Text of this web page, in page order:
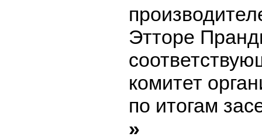
Этторе
комитет
по итогам
»